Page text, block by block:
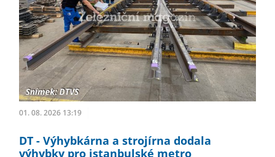
01. 08. 2026 13:19
DT - Výhybkárna a strojírna dodala
výhybky pro istanbulské metro